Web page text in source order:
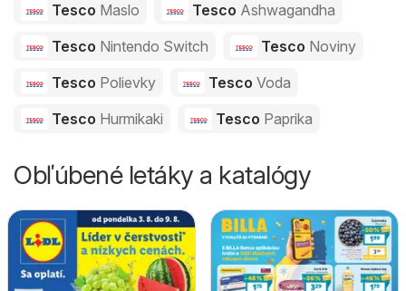
Tesco Maslo Tesco Ashwagandha
Tesco Nintendo Switch Tesco Noviny
Tesco Polievky Tesco Voda
Tesco Hurmikaki Tesco Paprika
Obľúbené letáky a katalógy